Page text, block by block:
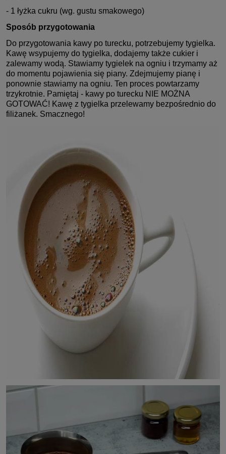
- 1 łyżka cukru (wg. gustu smakowego)
Sposób przygotowania
Do przygotowania kawy po turecku, potrzebujemy tygielka.
Kawę wsypujemy do tygielka, dodajemy także cukier i
zalewamy wodą. Stawiamy tygielek na ogniu i trzymamy aż
do momentu pojawienia się piany. Zdejmujemy pianę i
ponownie stawiamy na ogniu. Ten proces powtarzamy
trzykrotnie. Pamiętaj - kawy po turecku NIE MOŻNA
GOTOWAĆ! Kawę z tygielka przelewamy bezpośrednio do
filiżanek. Smacznego!